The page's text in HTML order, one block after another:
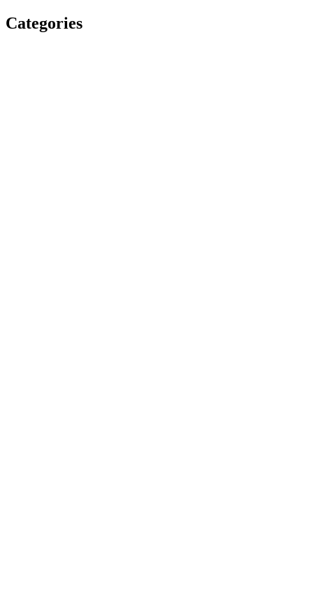
Categories